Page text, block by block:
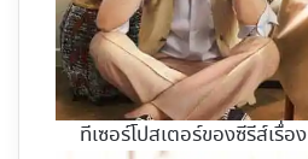
ทีเซอร์โปสเตอร์ของซีรีส์เรื่อง